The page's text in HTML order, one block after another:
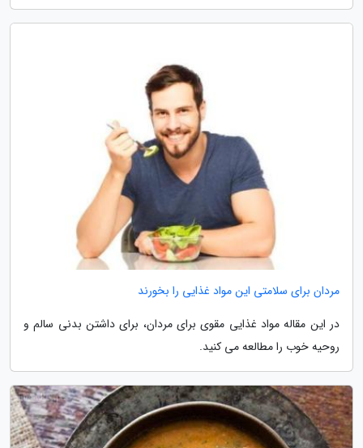
مردان برای سلامتی این مواد غذایی را بخورند
در این مقاله مواد غذایی مقوی برای مردان، برای داشتن بدنی سالم و
روحیه خوب را مطالعه می کنید.